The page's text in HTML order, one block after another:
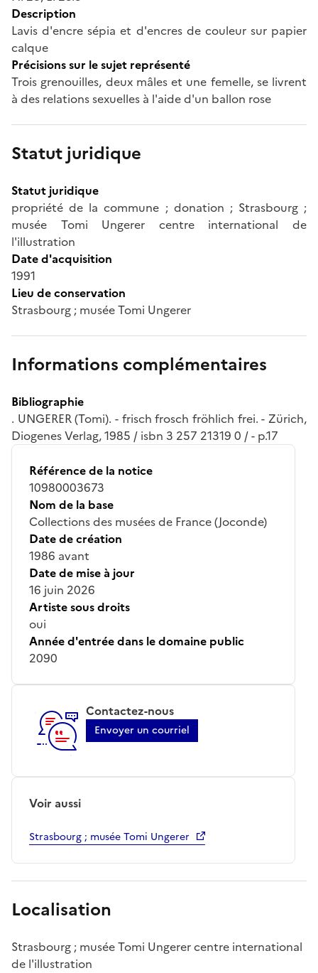
Description
Lavis d'encre sépia et d'encres de couleur sur papier
calque
Précisions sur le sujet représenté
Trois grenouilles, deux mâles et une femelle, se livrent
à des relations sexuelles à l'aide d'un ballon rose
Statut juridique
Statut juridique
propriété de la commune ; donation ; Strasbourg ;
musée Tomi Ungerer centre international de
l'illustration
Date d'acquisition
1991
Lieu de conservation
Strasbourg ; musée Tomi Ungerer
Informations complémentaires
Bibliographie
. UNGERER (Tomi). - frisch frosch fröhlich frei. - Zürich,
Diogenes Verlag, 1985 / isbn 3 257 21319 0 / - p.17
Référence de la notice
10980003673
Nom de la base
Collections des musées de France (Joconde)
Date de création
1986 avant
Date de mise à jour
16 juin 2026
Artiste sous droits
oui
Année d'entrée dans le domaine public
2090
Contactez-nous
Envoyer un courriel
Voir aussi
Strasbourg ; musée Tomi Ungerer
Localisation
Strasbourg ; musée Tomi Ungerer centre international
de l'illustration